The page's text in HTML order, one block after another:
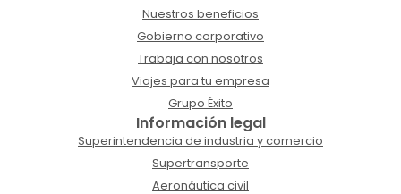
Nuestros beneficios
Gobierno corporativo
Trabaja con nosotros
Viajes para tu empresa
Grupo Éxito
Información legal
Superintendencia de industria y comercio
Supertransporte
Aeronáutica civil